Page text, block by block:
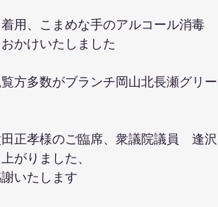
用、こまめな手のアルコール消毒
かけいたしました
方多数がブランチ岡山北長瀬グリー
正孝様のご臨席、衆議院議員　逢沢
がりました、
いたします